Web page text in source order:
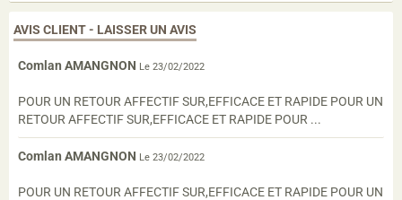
AVIS CLIENT - LAISSER UN AVIS
Comlan AMANGNON Le 23/02/2022
POUR UN RETOUR AFFECTIF SUR,EFFICACE ET RAPIDE POUR UN
RETOUR AFFECTIF SUR,EFFICACE ET RAPIDE POUR ...
Comlan AMANGNON Le 23/02/2022
POUR UN RETOUR AFFECTIF SUR,EFFICACE ET RAPIDE POUR UN